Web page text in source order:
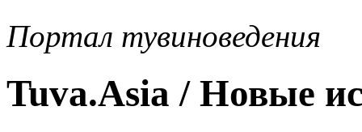
Портал тувиноведения
Tuva.Asia / Новые